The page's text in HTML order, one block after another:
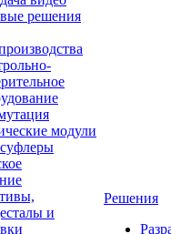
решения
модули
и
Решения